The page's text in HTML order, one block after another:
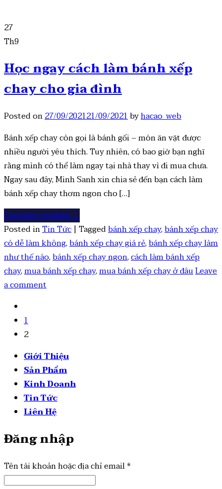
27
Th9
Học ngay cách làm bánh xếp
chay cho gia đình
Posted on27/09/202121/09/2021byhacao_web
Bánh xếp chay còn gọi là bánh gối – món ăn vặt được
nhiều người yêu thích. Tuy nhiên, có bao giờ bạn nghĩ
rằng mình có thể làm ngay tại nhà thay vì đi mua chưa.
Ngay sau đây, Minh Sanh xin chia sẻ đến bạn cách làm
bánh xếp chay thơm ngon cho […]
Continue reading→
Posted inTin Tức | Taggedbánh xếp chay,bánh xếp chay
có dễ làm không,bánh xếp chay giá rẻ,bánh xếp chay làm
như thế nào,bánh xếp chay ngon,cách làm bánh xếp
chay,mua bánh xếp chay,mua bánh xếp chay ở đâuLeave
a comment
1
2
Giới Thiệu
Sản Phẩm
Kinh Doanh
Tin Tức
Liên Hệ
Đăng nhập
Tên tài khoản hoặc địa chỉ email*